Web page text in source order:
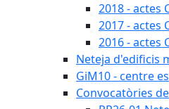
2018 - actes
2017 - actes
2016 - actes
Neteja d'edificis
GiM10 - centre
Convocatòries